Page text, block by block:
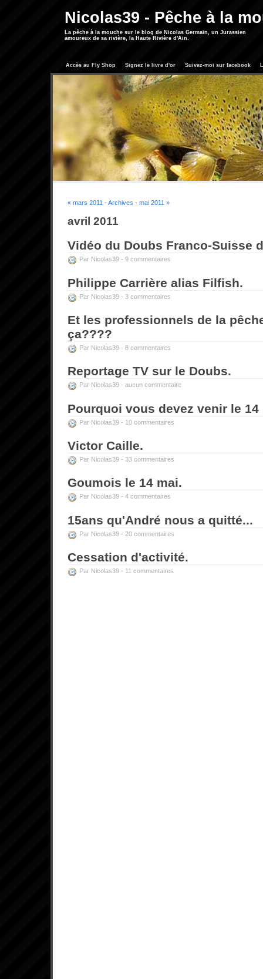
Nicolas39 - Pêche à la
La pêche à la mouche sur le blog de Nicolas Germain, un Jurassien
amoureux de sa rivière, la Haute Rivière d'Ain.
Accès au Fly Shop Signez le livre d'or Suivez-moi sur facebook
« mars 2011 -Archives - mai 2011 »
avril 2011
Vidéo du Doubs Franco-Suisse
Par Nicolas39 - 9 commentaires
Philippe Carrière alias Filfish.
Par Nicolas39 - 3 commentaires
Et les professionnels de la
ça????
Par Nicolas39 - 8 commentaires
Reportage TV sur le Doubs.
Par Nicolas39 - aucun commentaire
Pourquoi vous devez venir le 14
Par Nicolas39 - 10 commentaires
Victor Caille.
Par Nicolas39 - 33 commentaires
Goumois le 14 mai.
Par Nicolas39 - 4 commentaires
15ans qu'André nous a quitté...
Par Nicolas39 - 20 commentaires
Cessation d'activité.
Par Nicolas39 - 11 commentaires